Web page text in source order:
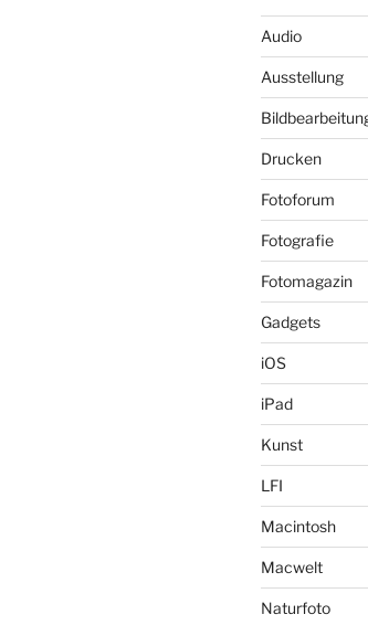
Audio
Ausstellung
Drucken
Fotoforum
Fotografie
Fotomagazin
Gadgets
iOS
iPad
Kunst
LFI
Macintosh
Macwelt
Naturfoto